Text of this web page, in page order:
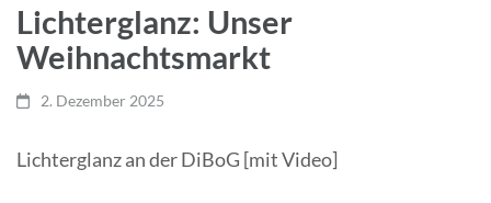
Lichterglanz: Unser
Weihnachtsmarkt
2. Dezember 2025
Lichterglanz an der DiBoG [mit Video]